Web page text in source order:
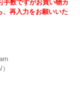
手数ですがお買い物カ
再入力をお願いいた
）